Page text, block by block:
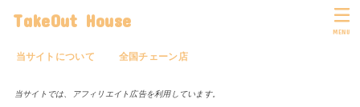
TakeOut House
当サイトについて 全国チェーン店
MENU
当サイトでは、アフィリエイト広告を利用しています。